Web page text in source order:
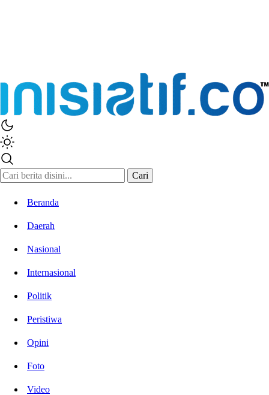
Cari
Beranda
Daerah
Nasional
Internasional
Politik
Peristiwa
Opini
Foto
Video